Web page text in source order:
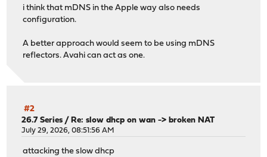
i think that mDNS in the Apple way also needs
configuration.
A better approach would seem to be using mDNS
reflectors. Avahi can act as one.
#2
26.7 Series /Re: slow dhcp on wan -> broken NAT
July 29, 2026, 08:51:56 AM
attacking the slow dhcp